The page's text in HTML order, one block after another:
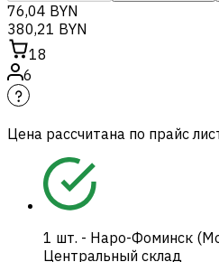
76,04 BYN
380,21 BYN
18
6
Цена рассчитана по прайс
1 шт. - Наро-Фоминск
Центральный склад